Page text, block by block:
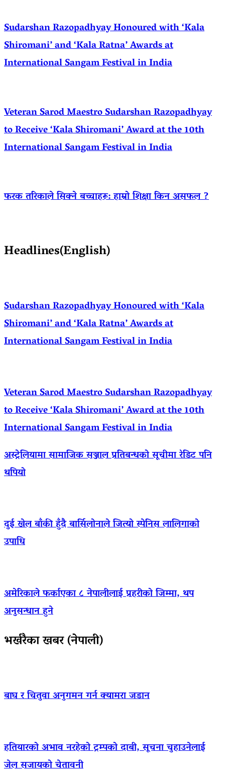
Sudarshan Razopadhyay Honoured with ‘Kala
Shiromani’ and ‘Kala Ratna’ Awards at
International Sangam Festival in India
Veteran Sarod Maestro Sudarshan Razopadhyay
to Receive ‘Kala Shiromani’ Award at the 10th
International Sangam Festival in India
फरक तरिकाले सिक्ने बच्चाहरू: हाम्रो शिक्षा किन असफल ?
Headlines(English)
Sudarshan Razopadhyay Honoured with ‘Kala
Shiromani’ and ‘Kala Ratna’ Awards at
International Sangam Festival in India
Veteran Sarod Maestro Sudarshan Razopadhyay
to Receive ‘Kala Shiromani’ Award at the 10th
International Sangam Festival in India
अस्ट्रेलियामा सामाजिक सञ्जाल प्रतिबन्धको सूचीमा रेडिट पनि
थपियो
दुई खेल बाँकी हुँदै बार्सिलोनाले जित्यो स्पेनिस लालिगाको
उपाधि
अमेरिकाले फर्काएका ८ नेपालीलाई प्रहरीको जिम्मा, थप
अनुसन्धान हुने
भर्खरैका खबर (नेपाली)
बाघ र चितुवा अनुगमन गर्न क्यामरा जडान
हतियारको अभाव नरहेको ट्रम्पको दाबी, सूचना चुहाउनेलाई
जेल सजायको चेतावनी